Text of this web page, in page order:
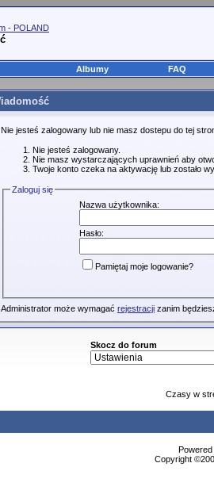
- POLAND
Albumy FAQ
Nie jesteś zalogowany lub nie masz dostepu do tej
Nie jesteś zalogowany.
Nie masz wystarczających uprawnień aby
Twoje konto czeka na aktywację lub zostało
Zaloguj się
Nazwa użytkownika:
Hasło:
Pamiętaj moje logowanie?
Administrator może wymagać rejestracji zanim
Skocz do forum
Czasy w
Copyright